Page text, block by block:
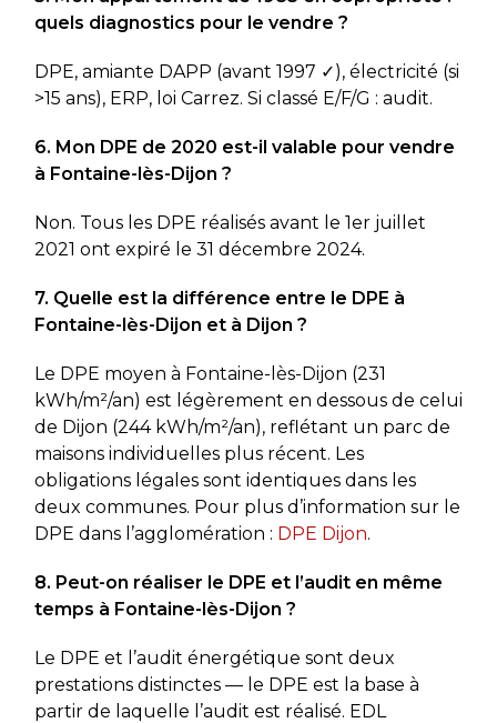
quels diagnostics pour le vendre ?
DPE, amiante DAPP (avant 1997 ✓), électricité (si
>15 ans), ERP, loi Carrez. Si classé E/F/G : audit.
6. Mon DPE de 2020 est-il valable pour vendre
à Fontaine-lès-Dijon ?
Non. Tous les DPE réalisés avant le 1er juillet
2021 ont expiré le 31 décembre 2024.
7. Quelle est la différence entre le DPE à
Fontaine-lès-Dijon et à Dijon ?
Le DPE moyen à Fontaine-lès-Dijon (231
kWh/m²/an) est légèrement en dessous de celui
de Dijon (244 kWh/m²/an), reflétant un parc de
maisons individuelles plus récent. Les
obligations légales sont identiques dans les
deux communes. Pour plus d’information sur le
DPE dans l’agglomération : DPE Dijon.
8. Peut-on réaliser le DPE et l’audit en même
temps à Fontaine-lès-Dijon ?
Le DPE et l’audit énergétique sont deux
prestations distinctes — le DPE est la base à
partir de laquelle l’audit est réalisé. EDL